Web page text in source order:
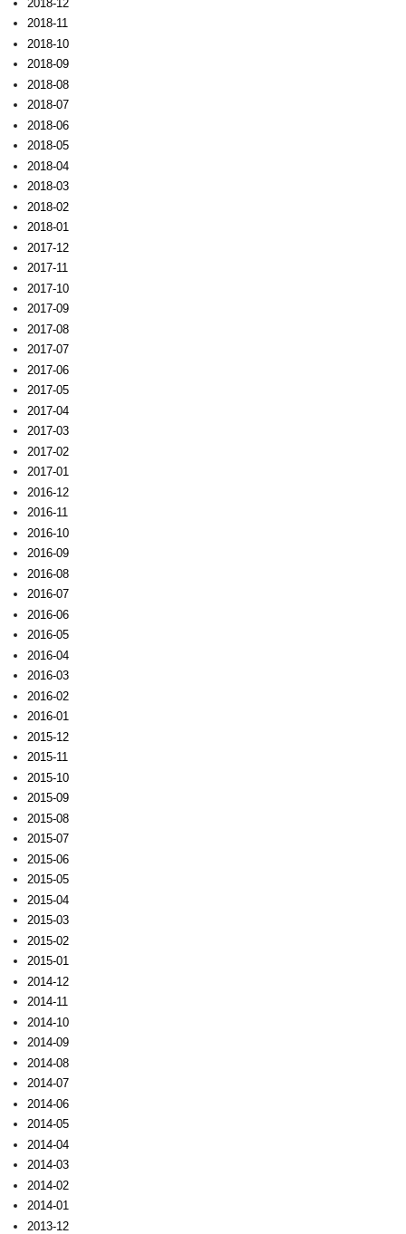
2018-12
2018-11
2018-10
2018-09
2018-08
2018-07
2018-06
2018-05
2018-04
2018-03
2018-02
2018-01
2017-12
2017-11
2017-10
2017-09
2017-08
2017-07
2017-06
2017-05
2017-04
2017-03
2017-02
2017-01
2016-12
2016-11
2016-10
2016-09
2016-08
2016-07
2016-06
2016-05
2016-04
2016-03
2016-02
2016-01
2015-12
2015-11
2015-10
2015-09
2015-08
2015-07
2015-06
2015-05
2015-04
2015-03
2015-02
2015-01
2014-12
2014-11
2014-10
2014-09
2014-08
2014-07
2014-06
2014-05
2014-04
2014-03
2014-02
2014-01
2013-12